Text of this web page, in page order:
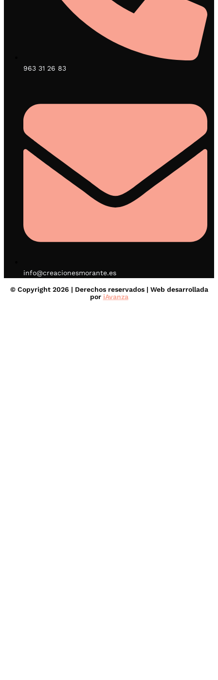
963 31 26 83
info@creacionesmorante.es
© Copyright 2026 | Derechos reservados | Web desarrollada
por iAvanza